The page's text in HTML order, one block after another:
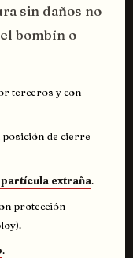
sin daños no
bombín o
terceros y con
posición de cierre
extraña.
protección
.